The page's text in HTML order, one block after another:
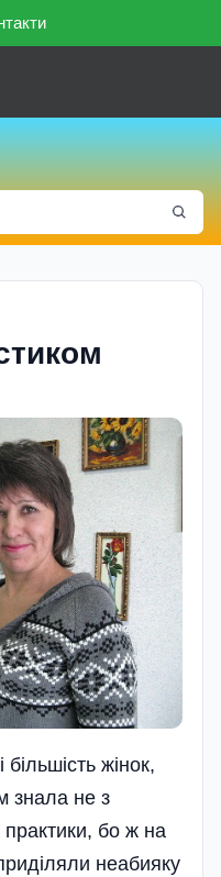
жінок,
знала не з
практики, бо ж на
неабияку